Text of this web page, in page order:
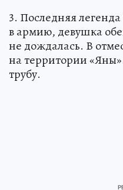
3. Последняя
в армию, девушка
не дождалась. В
на территории
трубу.